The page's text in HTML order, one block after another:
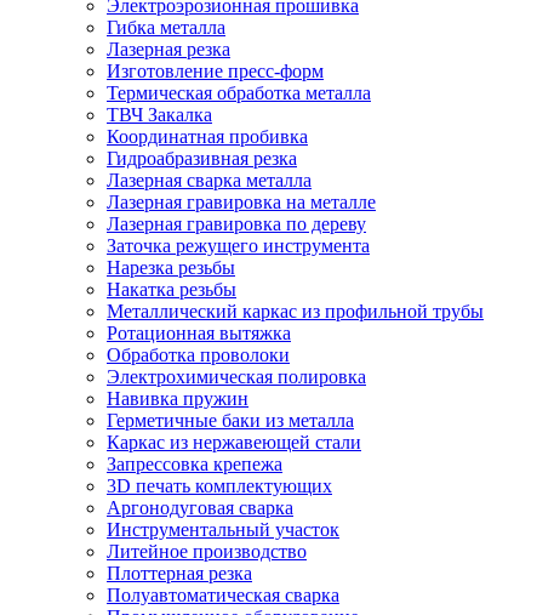
Электроэрозионная прошивка
Гибка металла
Лазерная резка
Изготовление пресс-форм
Термическая обработка металла
ТВЧ Закалка
Координатная пробивка
Гидроабразивная резка
Лазерная сварка металла
Лазерная гравировка на металле
Лазерная гравировка по дереву
Заточка режущего инструмента
Нарезка резьбы
Накатка резьбы
Металлический каркас из профильной трубы
Ротационная вытяжка
Обработка проволоки
Электрохимическая полировка
Навивка пружин
Герметичные баки из металла
Каркас из нержавеющей стали
Запрессовка крепежа
3D печать комплектующих
Аргонодуговая сварка
Инструментальный участок
Литейное производство
Плоттерная резка
Полуавтоматическая сварка